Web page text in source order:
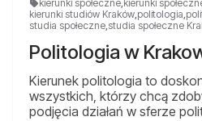
kierunki społeczne,kierunki
kierunki studiów Kraków,politologia,
studia społeczne,studia społeczne
Politologia w
Kierunek politologia to
wszystkich, którzy chcą
podjęcia działań w sferze